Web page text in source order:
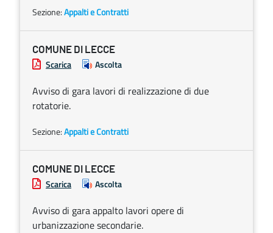
Sezione:Appalti e Contratti
COMUNE DI LECCE
Scarica Ascolta
Avviso di gara lavori di realizzazione di due
rotatorie.
Sezione:Appalti e Contratti
COMUNE DI LECCE
Scarica Ascolta
Avviso di gara appalto lavori opere di
urbanizzazione secondarie.